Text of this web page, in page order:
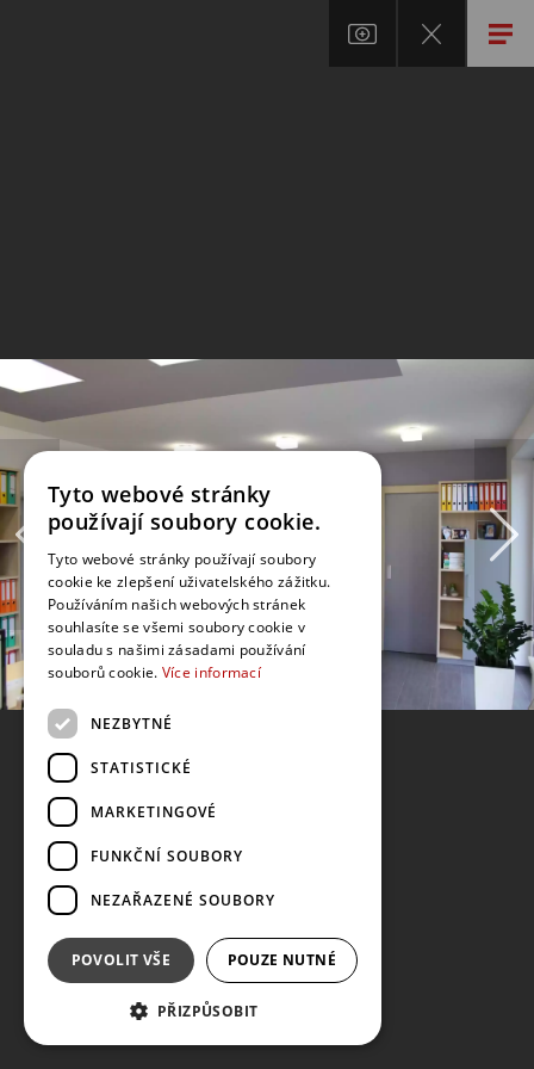
Tyto webové stránky
používají soubory cookie.
Tyto webové stránky používají soubory
cookie ke zlepšení uživatelského zážitku.
Používáním našich webových stránek
souhlasíte se všemi soubory cookie v
souladu s našimi zásadami používání
souborů cookie. Více informací
NEZBYTNÉ
STATISTICKÉ
MARKETINGOVÉ
FUNKČNÍ SOUBORY
NEZAŘAZENÉ SOUBORY
POVOLIT VŠE POUZE NUTNÉ
PŘIZPŮSOBIT